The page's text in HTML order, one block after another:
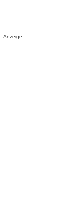
Anzeige